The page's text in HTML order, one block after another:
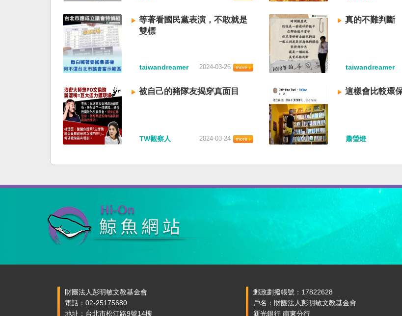
等著看國民黨表演，不敢就是
雙標
taiwandreamer 2024-03-26
真的不難判斷
taiwandreamer
被自己的豬隊友揭穿真面目
TW觀察人 2024-03-24
這樣會比較環
蕭瑩燈
財團法人彭明敏文教基金會
電話：02-25175680
地址：台北市松江路9號14樓
郵政劃撥帳號：17822628
戶名：財團法人彭明敏文教基金會
新光銀行 南東分行